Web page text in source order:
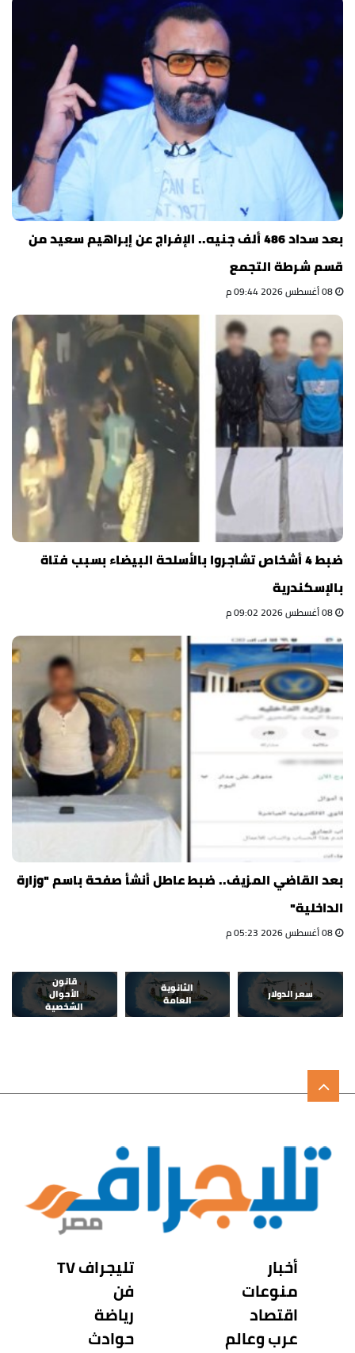
بعد سداد 486 ألف جنيه.. الإفراج عن إبراهيم سعيد من
قسم شرطة التجمع
ضبط 4 أشخاص تشاجروا بالأسلحة البيضاء بسبب فتاة
بالإسكندرية
بعد القاضي المزيف.. ضبط عاطل أنشأ صفحة باسم "وزارة
الداخلية"
سعر الدولار
الثانوية
العامة
قانون
الأحوال
الشخصية
أخبار
منوعات
اقتصاد
عرب وعالم
تليجراف TV
فن
رياضة
حوادث